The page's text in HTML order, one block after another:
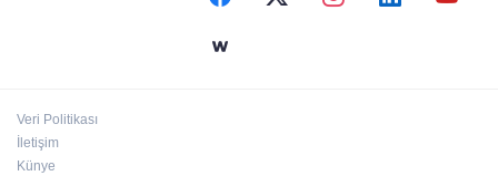
Veri Politikası
İletişim
Künye